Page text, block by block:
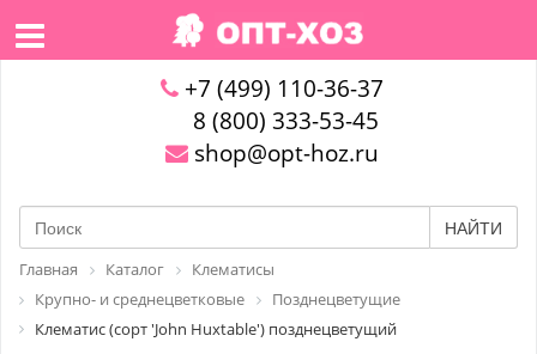
+7 (499) 110-36-37
8 (800) 333-53-45
shop@opt-hoz.ru
НАЙТИ
Главная Каталог
Клематисы
Крупно- и среднецветковые
Позднецветущие
Клематис (сорт 'John Huxtable') позднецветущий